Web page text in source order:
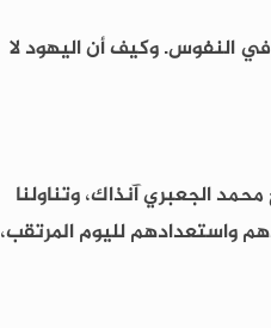
في النفوس. وكيف أن اليهود لا
الجعبري آنذاك، وتناولنا
واستعدادهم لليوم المرتقب،